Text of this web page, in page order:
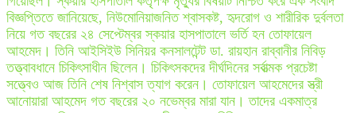
বিজ্ঞপ্তিতে জানিয়েছে, নিউমোনিয়াজনিত শ্বাসকষ্ট, হৃদরোগ ও শারীরিক দুর্বলতা
নিয়ে গত বছরের ২৪ সেপ্টেম্বর স্কয়ার হাসপাতালে ভর্তি হন তোফায়েল
আহমেদ। তিনি আইসিইউ সিনিয়র কনসালটেন্ট ডা. রায়হান রাব্বানীর নিবিড়
তত্ত্বাবধানে চিকিৎসাধীন ছিলেন। চিকিৎসকদের দীর্ঘদিনের সর্বাত্মক প্রচেষ্টা
সত্ত্বেও আজ তিনি শেষ নিশ্বাস ত্যাগ করেন। তোফায়েল আহমেদের স্ত্রী
আনোয়ারা আহমেদ গত বছরের ২০ নভেম্বর মারা যান। তাদের একমাত্র